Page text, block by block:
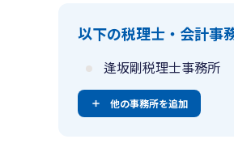
以下の税理士・会計事
逢坂剛税理士事務所
他の事務所を追加